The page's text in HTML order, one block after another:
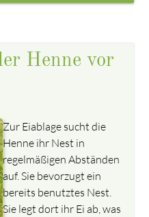
Henne vor
Zur Eiablage sucht die
Henne ihr Nest in
regelmäßigen Abständen
auf. Sie bevorzugt ein
bereits benutztes Nest.
Sie legt dort ihr Ei ab, was